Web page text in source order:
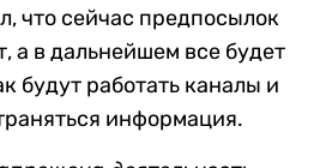
что сейчас предпосылок
а в дальнейшем все будет
будут работать каналы и
информация.